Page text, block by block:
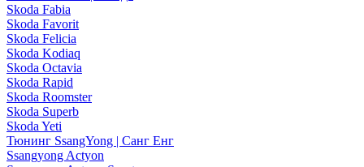
Skoda Fabia
Skoda Favorit
Skoda Felicia
Skoda Kodiaq
Skoda Octavia
Skoda Rapid
Skoda Roomster
Skoda Superb
Skoda Yeti
Тюнинг SsangYong | Санг Енг
Ssangyong Actyon